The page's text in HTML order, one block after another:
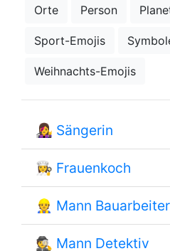
Orte Person
Sport-Emojis
Weihnachts-Emojis
👩‍🎤 Sängerin
👩‍🍳 Frauenkoch
👷 Mann Bauarbeiter
🕵 Mann Detektiv